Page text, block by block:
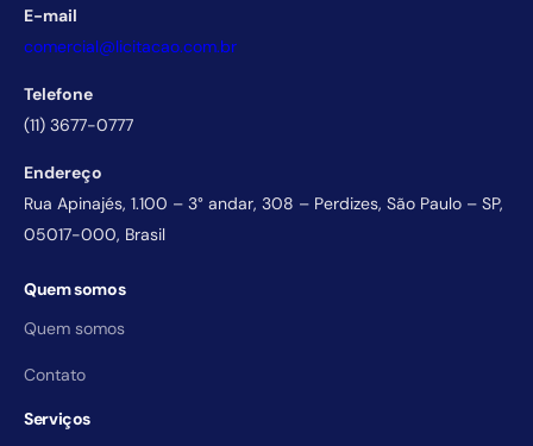
E-mail
comercial@licitacao.com.br
Telefone
(11) 3677-0777
Endereço
Rua Apinajés, 1.100 – 3° andar, 308 – Perdizes, São Paulo – SP,
05017-000, Brasil
Quem somos
Quem somos
Contato
Serviços